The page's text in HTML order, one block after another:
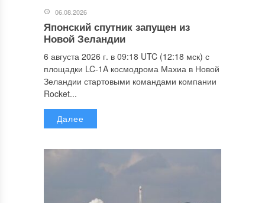
06.08.2026
Японский спутник запущен из
Новой Зеландии
6 августа 2026 г. в 09:18 UTC (12:18 мск) с
площадки LC-1A космодрома Махиа в Новой
Зеландии стартовыми командами компании
Rocket...
Далее